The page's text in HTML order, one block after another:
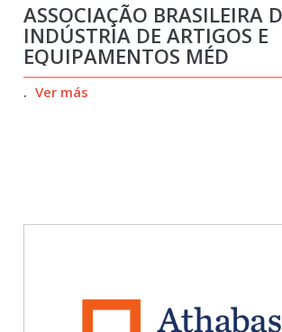
ASSOCIAÇÃO BRASILEIRA
INDÚSTRIA DE ARTIGOS E
EQUIPAMENTOS MÉD
. Ver más